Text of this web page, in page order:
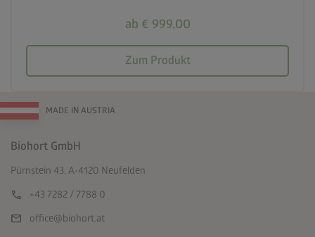
ab € 999,00
Zum Produkt
MADE IN AUSTRIA
Biohort GmbH
Pürnstein 43, A-4120 Neufelden
call +43 7282 / 7788 0
mail office@biohort.at